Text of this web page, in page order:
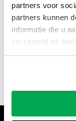
partners voor
partners kunnen
informatie die u
verzameld op
Disclaimer
De informatie
samengesteld,
veranderen.
fouten of
verouderde